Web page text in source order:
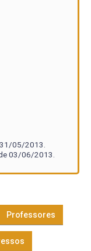
05/2013.
03/06/2013.
Professores